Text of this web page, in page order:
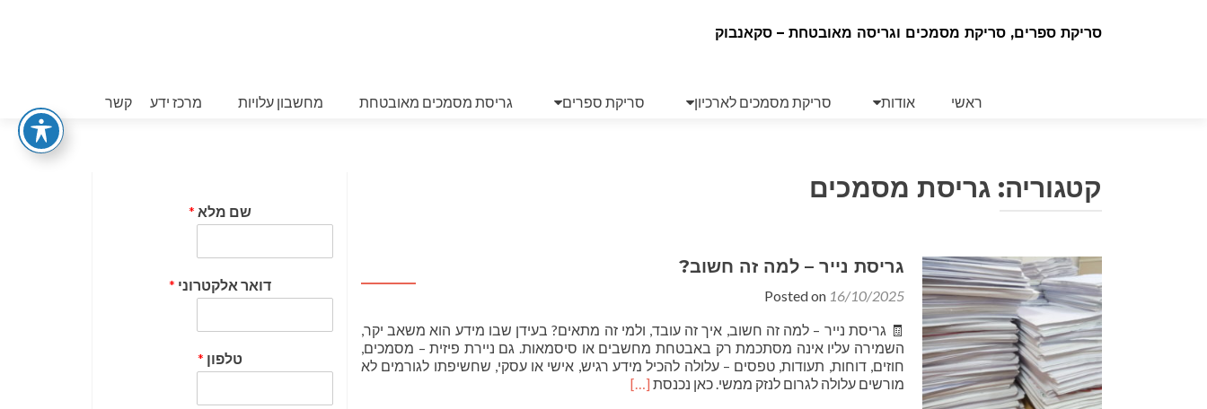
סריקת ספרים, סריקת מסמכים וגריסה מאובטחת – סקאנבוק
to
ראשי אודות סריקת מסמכים לארכיון סריקת ספרים גריסת מסמכים מאובטחת מחשבון עלויות מרכז ידע קשר
קטגוריה: גריסת מסמכים
גריסת נייר – למה זה חשוב?
Posted on 16/10/2025
🧾 גריסת נייר – למה זה חשוב, איך זה עובד, ולמי זה מתאים? בעידן שבו מידע הוא משאב יקר,
השמירה עליו אינה מסתכמת רק באבטחת מחשבים או סיסמאות. גם ניירת פיזית – מסמכים,
חוזים, דוחות, תעודות, טפסים – עלולה להכיל מידע רגיש, אישי או עסקי, שחשיפתו לגורמים לא
מורשים עלולה לגרום לנזק ממשי. כאן נכנסתRead
[…]
שם מלא *
דואר אלקטרוני *
טלפון *